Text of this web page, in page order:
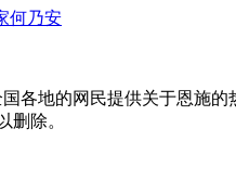
何乃安
各地的网民提供关于恩施
删除。